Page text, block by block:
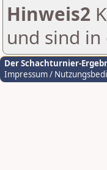
Hinweis2
und sind
Der Schachturnier-
Impressum /